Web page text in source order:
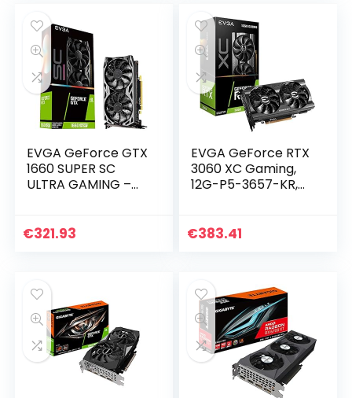
EVGA GeForce GTX
1660 SUPER SC
ULTRA GAMING –
GB
€321.93
EVGA GeForce RTX
3060 XC Gaming,
12G-P5-3657-KR,
backplate
€383.41